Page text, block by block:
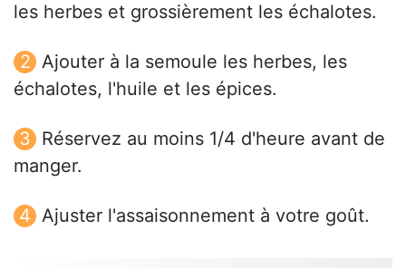
les herbes et grossièrement les échalotes.
Ajouter à la semoule les herbes, les
échalotes, l'huile et les épices.
Réservez au moins 1/4 d'heure avant de
manger.
Ajuster l'assaisonnement à votre goût.